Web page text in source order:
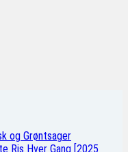
og Grøntsager
Ris Hver Gang [2025